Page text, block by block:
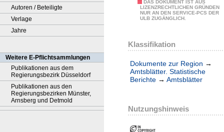
Autoren / Beteiligte
Verlage
Jahre
Weitere E-Pflichtsammlungen
Publikationen aus dem
Regierungsbezirk Düsseldorf
Publikationen aus den
Regierungsbezirken Münster,
Arnsberg und Detmold
DAS DOKUMENT IST AUS
LIZENZRECHTLICHEN GRÜNDEN
NUR AN DEN SERVICE-PCS DER
ULB ZUGÄNGLICH.
Klassifikation
Dokumente zur Region →
Amtsblätter. Statistische
Berichte → Amtsblätter
Nutzungshinweis